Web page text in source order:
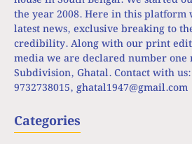
the year 2008. Here in this platform
latest news, exclusive breaking to
credibility. Along with our print
media we are declared number one
Subdivision, Ghatal. Contact with us:
9732738015, ghatal1947@gmail.com
Categories